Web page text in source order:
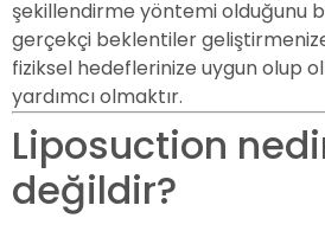
şekillendirme yöntemi olduğunu
gerçekçi beklentiler
fiziksel hedeflerinize uygun olup
yardımcı olmaktır.
Liposuction
değildir?